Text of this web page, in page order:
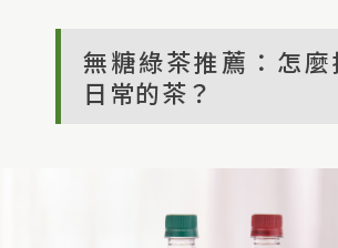
無糖綠茶推薦：怎
日常的茶？